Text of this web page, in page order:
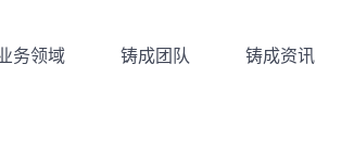
务领域
铸成团队
铸成资讯